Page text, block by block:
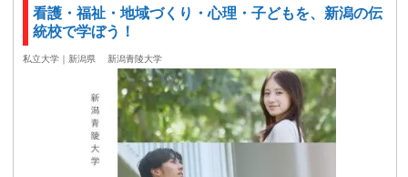
看護・福祉・地域づくり・心理・子どもを、新潟の伝
統校で学ぼう！
私立大学｜新潟県 新潟青陵大学